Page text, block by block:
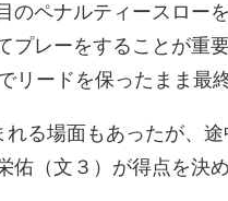
のペナルティースロー
プレーをすることが重
リードを保ったまま最
る場面もあったが、
佑（文３）が得点を決